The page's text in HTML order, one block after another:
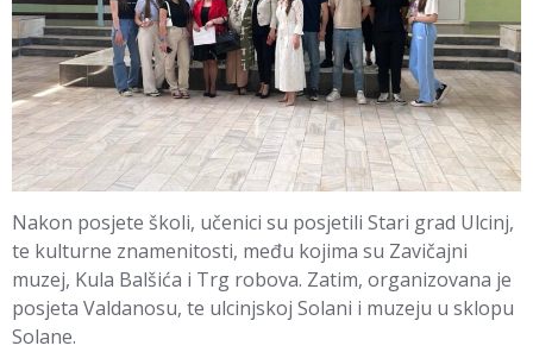
Nakon posjete školi, učenici su posjetili Stari grad Ulcinj,
te kulturne znamenitosti, među kojima su Zavičajni
muzej, Kula Balšića i Trg robova. Zatim, organizovana je
posjeta Valdanosu, te ulcinjskoj Solani i muzeju u sklopu
Solane.